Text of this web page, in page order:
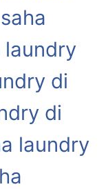
laundry
di
di
laundry